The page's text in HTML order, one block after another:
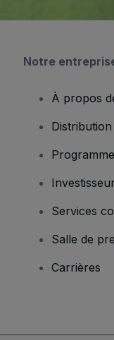
Notre
À propos
Services
Salle de
Carrières